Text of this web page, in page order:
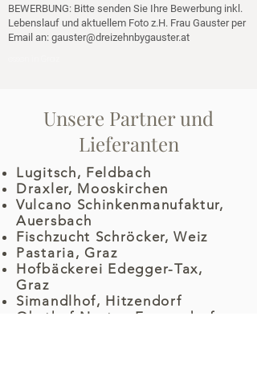
BEWERBUNG: Bitte senden Sie Ihre Bewerbung inkl.
Lebenslauf und aktuellem Foto z.H. Frau Gauster per
Email an: gauster@dreizehnbygauster.at
Unsere Partner und
Lieferanten
Lugitsch, Feldbach
Draxler, Mooskirchen
Vulcano Schinkenmanufaktur,
Auersbach
Fischzucht Schröcker, Weiz
Pastaria, Graz
Hofbäckerei Edegger-Tax,
Graz
Simandlhof, Hitzendorf
Obsthof Nuster, Eggersdorf